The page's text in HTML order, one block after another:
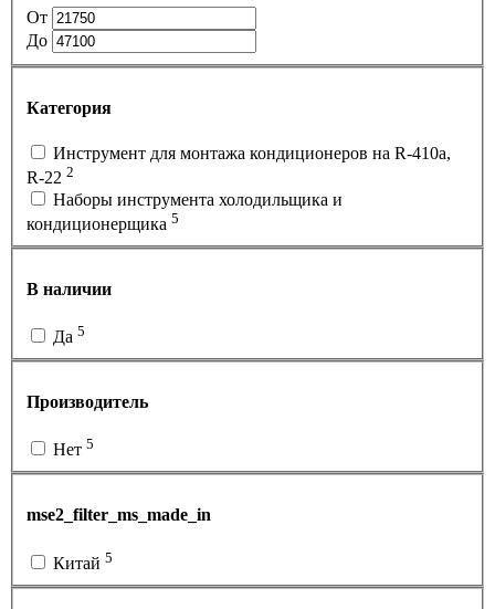
От
До
Категория
Инструмент для монтажа кондиционеров на R-410а,
R-22 2
Наборы инструмента холодильщика и
кондиционерщика 5
В наличии
Да 5
Производитель
Нет 5
mse2_filter_ms_made_in
Китай 5